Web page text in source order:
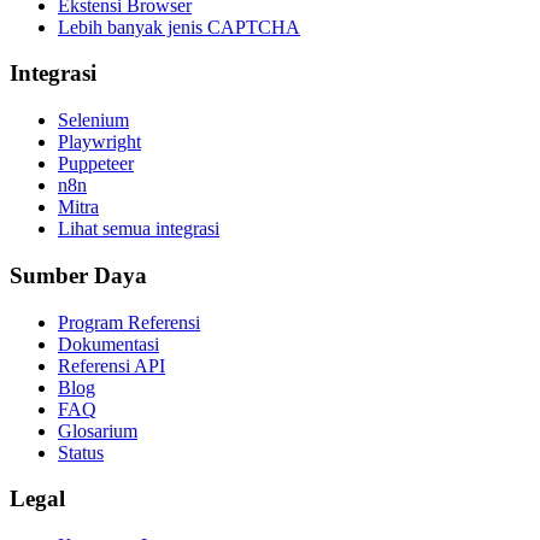
Ekstensi Browser
Lebih banyak jenis CAPTCHA
Integrasi
Selenium
Playwright
Puppeteer
n8n
Mitra
Lihat semua integrasi
Sumber Daya
Program Referensi
Dokumentasi
Referensi API
Blog
FAQ
Glosarium
Status
Legal